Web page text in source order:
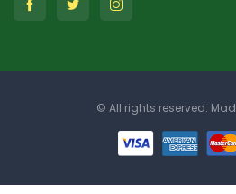
© All rights reserved.